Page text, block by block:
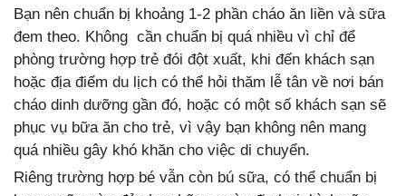
Bạn nên chuẩn bị khoảng 1-2 phần cháo ăn liền và sữa
đem theo. Không cần chuẩn bị quá nhiều vì chỉ để
phòng trường hợp trẻ đói đột xuất, khi đến khách sạn
hoặc địa điểm du lịch có thể hỏi thăm lễ tân về nơi bán
cháo dinh dưỡng gần đó, hoặc có một số khách sạn sẽ
phục vụ bữa ăn cho trẻ, vì vậy bạn không nên mang
quá nhiều gây khó khăn cho việc di chuyển.
Riêng trường hợp bé vẫn còn bú sữa, có thể chuẩn bị